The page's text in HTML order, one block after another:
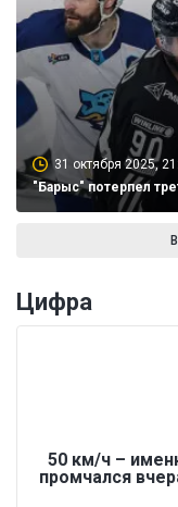
31 октября 2025,
"Барыс" потерпел
Цифра
50 км/ч –
промчался